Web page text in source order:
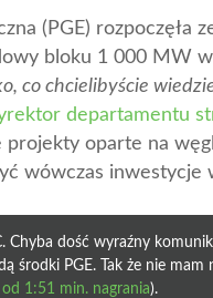
(PGE) rozpoczęła
bloku 1 000 MW w
co chcielibyście
departamentu
projekty oparte na
wówczas
Chyba dość wyraźny
środki PGE. Tak że nie
1:51 min. nagrania).